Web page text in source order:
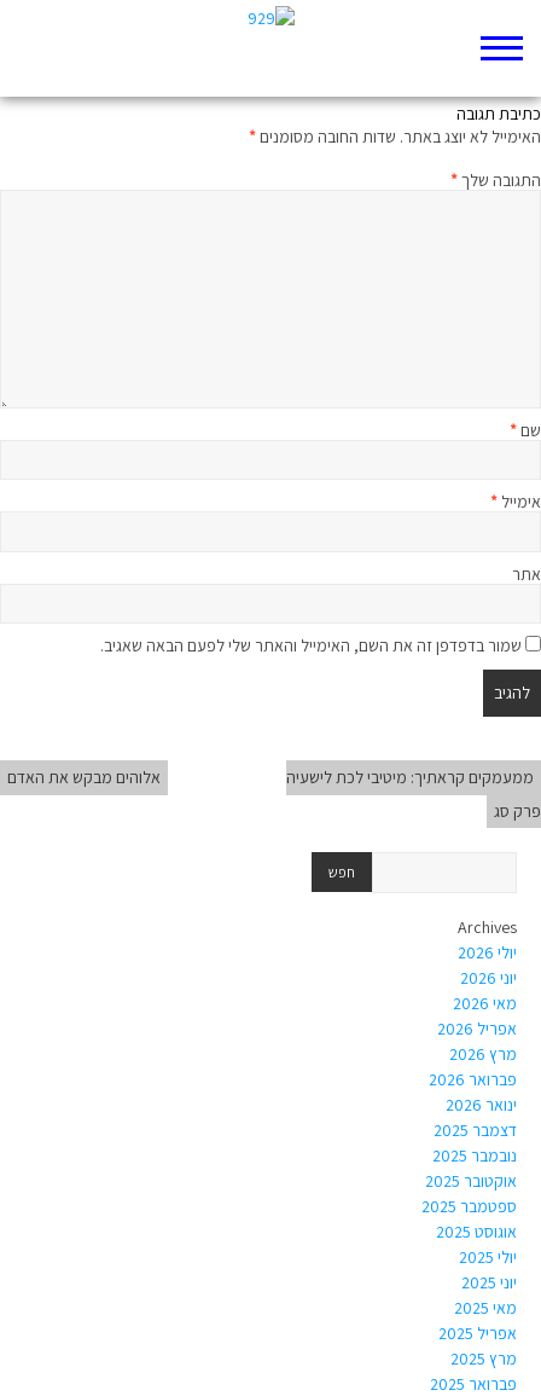
כתיבת תגובה
האימייל לא יוצג באתר. שדות החובה מסומנים*
התגובה שלך*
שם*
אימייל *
אתר
שמור בדפדפן זה את השם, האימייל והאתר שלי לפעם הבאה שאגיב.
ממעמקים קראתיך: מיטיבי לכת לישעיה
פרק סג
אלוהים מבקש את האדם
Archives
יולי 2026
יוני 2026
מאי 2026
אפריל 2026
מרץ 2026
פברואר 2026
ינואר 2026
דצמבר 2025
נובמבר 2025
אוקטובר 2025
ספטמבר 2025
אוגוסט 2025
יולי 2025
יוני 2025
מאי 2025
אפריל 2025
מרץ 2025
פברואר 2025